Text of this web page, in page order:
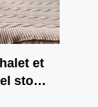
et
store